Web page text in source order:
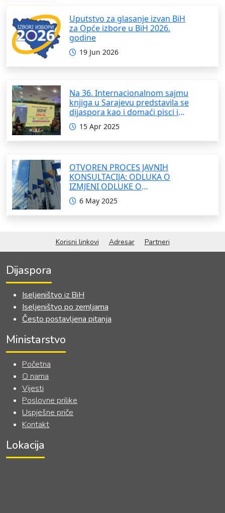
Uputstvo za glasanje izvan BiH
za Opće izbore u BiH 2026.
godine
19 Jun 2026
Na 36. Internacionalnom sajmu
knjiga u Sarajevu predstavila se
dijaspora kao i domaći pisci i
umjetnici
15 Apr 2025
OTVOREN PROCES JAVNIH
KONSULTACIJA: ODLUKA O
IZMJENI ODLUKE O
FORMIRANJU INTERRESORNE
RADNE GRUPE ZA IZRADU
OKVIRNOG ZAKONA O
HERCEGOVINE
6 May 2025
Korisni linkovi Adresar Partneri
Dijaspora
Iseljeništvo iz BiH
Iseljeništvo po zemljama
Često postavljena pitanja
Ministarstvo
Početna
O nama
Vijesti
Poslovne prilike
Uspješne priče
Kontakt
Lokacija